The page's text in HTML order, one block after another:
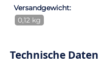
Versandgewicht:
0,12 kg
Technische Daten